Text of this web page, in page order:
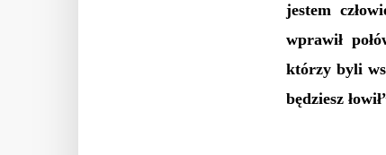
jestem
wprawił
którzy byli
będziesz